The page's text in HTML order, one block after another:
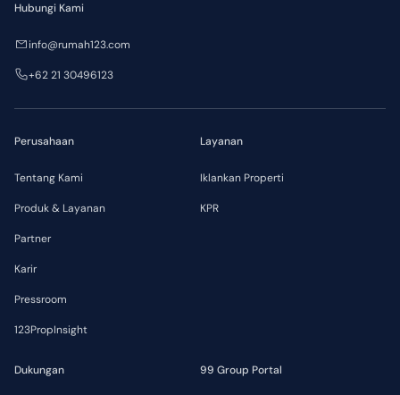
Perusahaan
Tentang Kami
Produk & Layanan
Partner
Karir
Pressroom
123PropInsight
Layanan
Iklankan Properti
KPR
Dukungan 99 Group Portal
Hubungi Kami
info@rumah123.com
+62 21 30496123